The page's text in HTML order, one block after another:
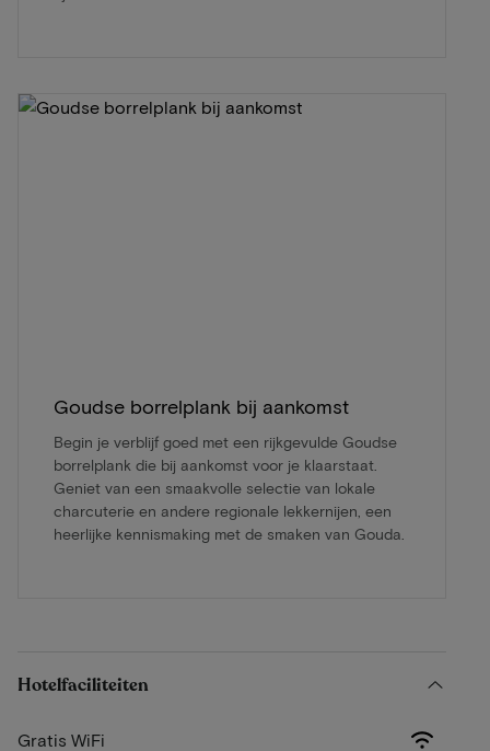
Goudse borrelplank bij aankomst
Begin je verblijf goed met een rijkgevulde Goudse
borrelplank die bij aankomst voor je klaarstaat.
Geniet van een smaakvolle selectie van lokale
charcuterie en andere regionale lekkernijen, een
heerlijke kennismaking met de smaken van Gouda.
Hotelfaciliteiten
Gratis WiFi